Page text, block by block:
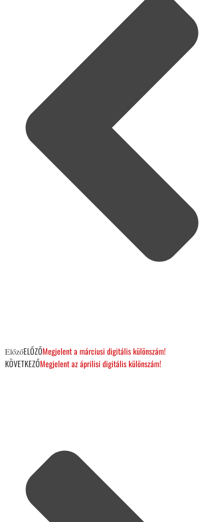
ElőzőELŐZŐMegjelent a márciusi digitális különszám!
KÖVETKEZŐMegjelent az áprilisi digitális különszám!